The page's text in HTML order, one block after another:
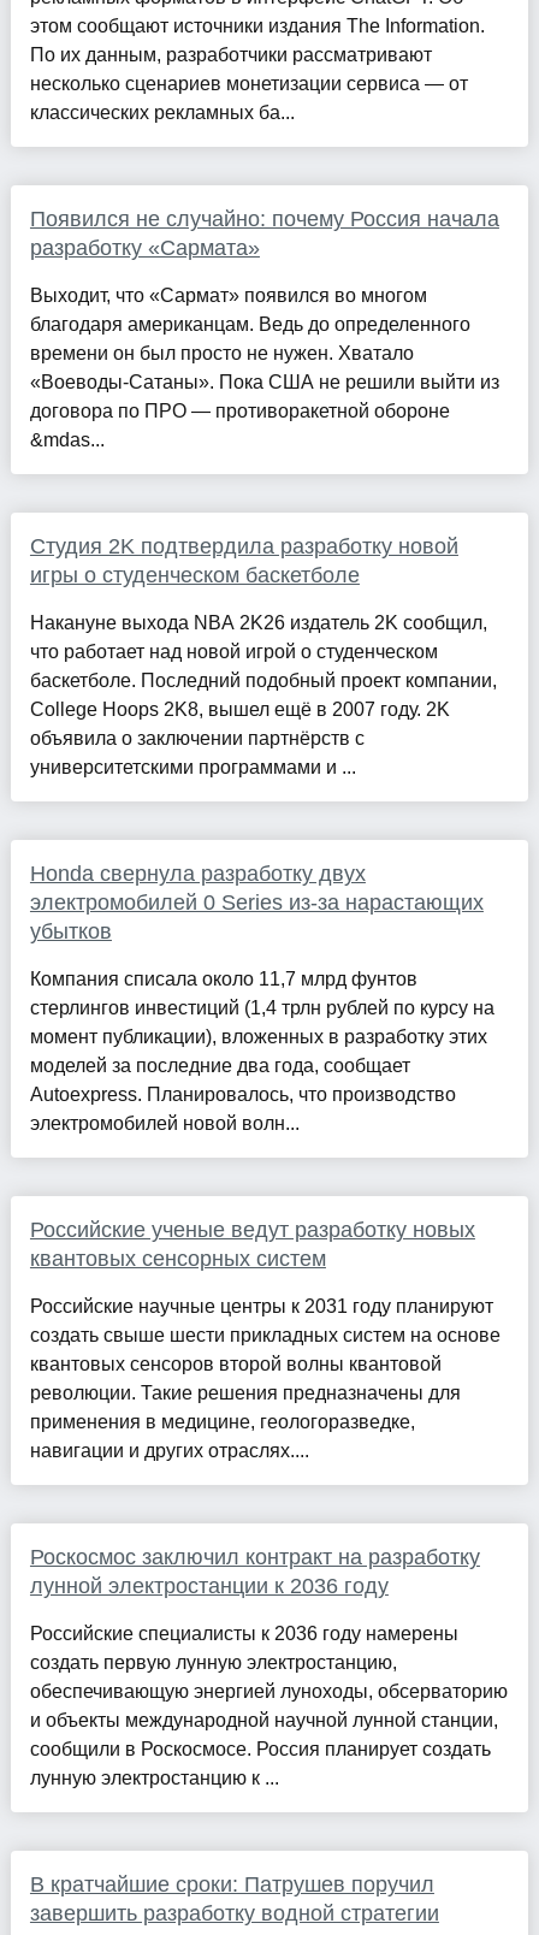
этом сообщают источники издания The Information.
По их данным, разработчики рассматривают
несколько сценариев монетизации сервиса — от
классических рекламных ба...
Появился не случайно: почему Россия начала
разработку «Сармата»
Выходит, что «Сармат» появился во многом
благодаря американцам. Ведь до определенного
времени он был просто не нужен. Хватало
«Воеводы-Сатаны». Пока США не решили выйти из
договора по ПРО — противоракетной обороне
&mdas...
Студия 2K подтвердила разработку новой
игры о студенческом баскетболе
Накануне выхода NBA 2K26 издатель 2K сообщил,
что работает над новой игрой о студенческом
баскетболе. Последний подобный проект компании,
College Hoops 2K8, вышел ещё в 2007 году. 2K
объявила о заключении партнёрств с
университетскими программами и ...
Honda свернула разработку двух
электромобилей 0 Series из-за нарастающих
убытков
Компания списала около 11,7 млрд фунтов
стерлингов инвестиций (1,4 трлн рублей по курсу на
момент публикации), вложенных в разработку этих
моделей за последние два года, сообщает
Autoexpress. Планировалось, что производство
электромобилей новой волн...
Российские ученые ведут разработку новых
квантовых сенсорных систем
Российские научные центры к 2031 году планируют
создать свыше шести прикладных систем на основе
квантовых сенсоров второй волны квантовой
революции. Такие решения предназначены для
применения в медицине, геологоразведке,
навигации и других отраслях....
Роскосмос заключил контракт на разработку
лунной электростанции к 2036 году
Российские специалисты к 2036 году намерены
создать первую лунную электростанцию,
обеспечивающую энергией луноходы, обсерваторию
и объекты международной научной лунной станции,
сообщили в Роскосмосе. Россия планирует создать
лунную электростанцию к ...
В кратчайшие сроки: Патрушев поручил
завершить разработку водной стратегии